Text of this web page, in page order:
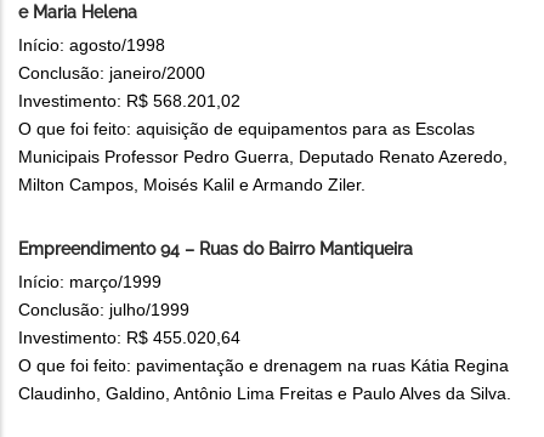
e Maria Helena
Início: agosto/1998
Conclusão: janeiro/2000
Investimento: R$ 568.201,02
O que foi feito: aquisição de equipamentos para as Escolas
Municipais Professor Pedro Guerra, Deputado Renato Azeredo,
Milton Campos, Moisés Kalil e Armando Ziler.
Empreendimento 94 – Ruas do Bairro Mantiqueira
Início: março/1999
Conclusão: julho/1999
Investimento: R$ 455.020,64
O que foi feito: pavimentação e drenagem na ruas Kátia Regina
Claudinho, Galdino, Antônio Lima Freitas e Paulo Alves da Silva.